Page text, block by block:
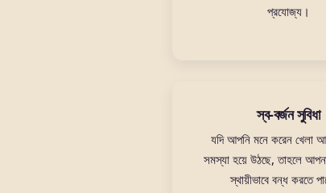
প্রযোজ্য।
স্ব-বর্জন সুবিধা
যদি আপনি মনে করেন খেলা
সমস্যা হয়ে উঠছে, তাহলে
স্থায়ীভাবে বন্ধ করতে